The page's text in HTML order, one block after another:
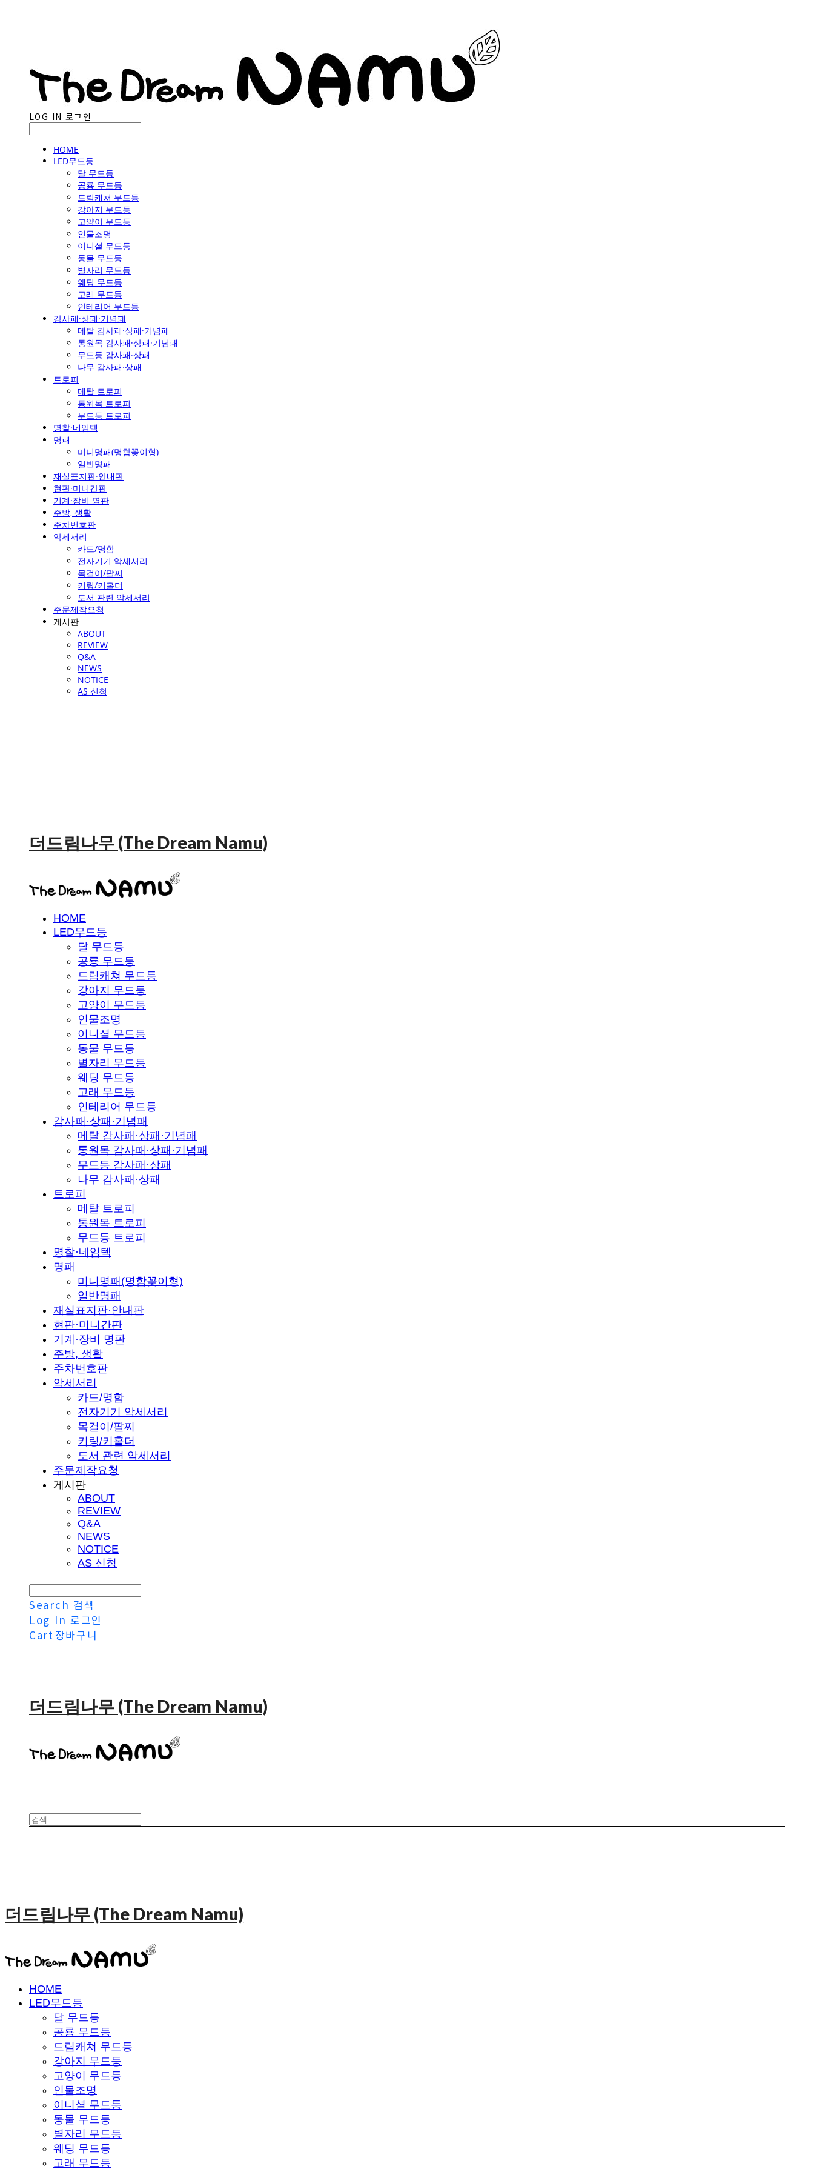
LOG IN 로그인
HOME
LED무드등
달 무드등
공룡 무드등
드림캐쳐 무드등
강아지 무드등
고양이 무드등
인물조명
이니셜 무드등
동물 무드등
별자리 무드등
웨딩 무드등
고래 무드등
인테리어 무드등
감사패·상패·기념패
메탈 감사패·상패·기념패
통원목 감사패·상패·기념패
무드등 감사패·상패
나무 감사패·상패
트로피
메탈 트로피
통원목 트로피
무드등 트로피
명찰·네임텍
명패
미니명패(명함꽂이형)
일반명패
재실표지판·안내판
현판·미니간판
기계·장비 명판
주방, 생활
주차번호판
악세서리
카드/명함
전자기기 악세서리
목걸이/팔찌
키링/키홀더
도서 관련 악세서리
주문제작요청
게시판
ABOUT
REVIEW
Q&A
NEWS
NOTICE
AS 신청
더드림나무 (The Dream Namu)
HOME
LED무드등
달 무드등
공룡 무드등
드림캐쳐 무드등
강아지 무드등
고양이 무드등
인물조명
이니셜 무드등
동물 무드등
별자리 무드등
웨딩 무드등
고래 무드등
인테리어 무드등
감사패·상패·기념패
메탈 감사패·상패·기념패
통원목 감사패·상패·기념패
무드등 감사패·상패
나무 감사패·상패
트로피
메탈 트로피
통원목 트로피
무드등 트로피
명찰·네임텍
명패
미니명패(명함꽂이형)
일반명패
재실표지판·안내판
현판·미니간판
기계·장비 명판
주방, 생활
주차번호판
악세서리
카드/명함
전자기기 악세서리
목걸이/팔찌
키링/키홀더
도서 관련 악세서리
주문제작요청
게시판
ABOUT
REVIEW
Q&A
NEWS
NOTICE
AS 신청
Search 검색
Log In 로그인
Cart 장바구니
더드림나무 (The Dream Namu)
더드림나무 (The Dream Namu)
HOME
LED무드등
달 무드등
공룡 무드등
드림캐쳐 무드등
강아지 무드등
고양이 무드등
인물조명
이니셜 무드등
동물 무드등
별자리 무드등
웨딩 무드등
고래 무드등